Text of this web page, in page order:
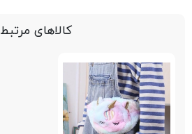
کالاهای مرتبط